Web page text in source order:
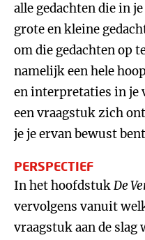
alle gedachten die in
grote en kleine
om die gedachten op
namelijk een hele
en interpretaties in je
een vraagstuk zich
je je ervan bewust
PERSPECTIEF
In het hoofdstukDe
vervolgens vanuit
vraagstuk aan de slag